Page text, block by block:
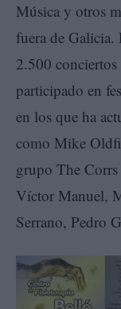
Música y otros
fuera de
2.500 conciertos
participado en
en los que ha
como Mike
grupo The
Víctor Manuel,
Serrano, Pedro